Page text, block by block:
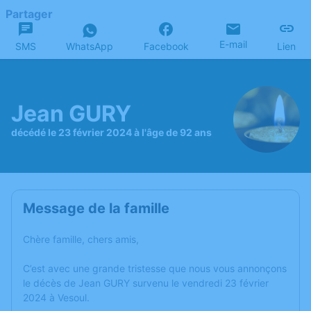
Partager
SMS WhatsApp Facebook E-mail Lien
Jean GURY
décédé le 23 février 2024 à l'âge de 92 ans
Message de la famille
Chère famille, chers amis,
C’est avec une grande tristesse que nous vous annonçons
le décès de Jean GURY survenu le vendredi 23 février
2024 à Vesoul.